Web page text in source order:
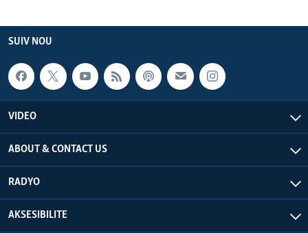
SUIV NOU
VIDEO
ABOUT & CONTACT US
RADYO
AKSESIBILITE